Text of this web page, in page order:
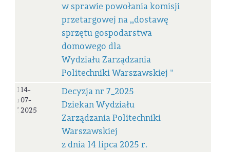
w sprawie powołania komisji
przetargowej na ,,dostawę
sprzętu gospodarstwa
domowego dla
Wydziału Zarządzania
Politechniki Warszawskiej "
Decyzja
nr
7_2025
14-
07-
2025
Decyzja nr 7_2025
Dziekan Wydziału
Zarządzania Politechniki
Warszawskiej
z dnia 14 lipca 2025 r.